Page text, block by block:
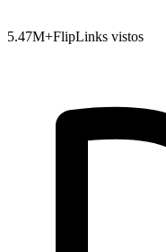
5.47M+FlipLinks vistos